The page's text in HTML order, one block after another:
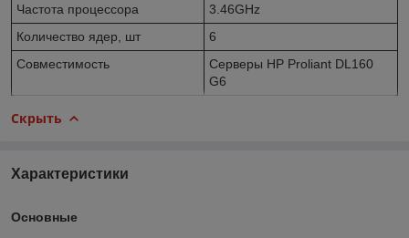
Частота процессора
3.46GHz
Количество ядер, шт
6
Совместимость
Серверы HP Proliant DL160
G6
Скрыть
Характеристики
Основные